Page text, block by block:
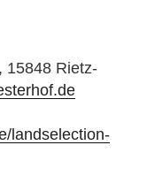
15848 Rietz-
landselection-